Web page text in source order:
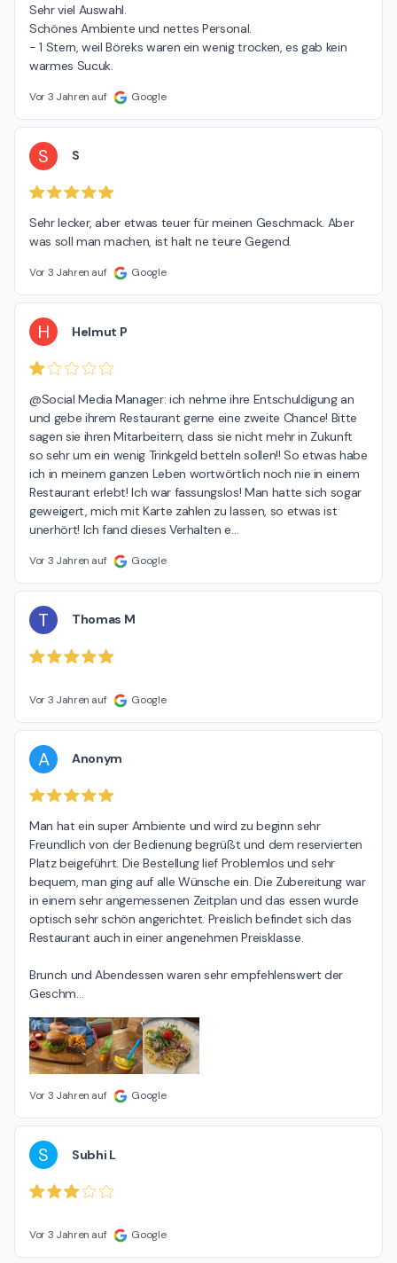
Sehr viel Auswahl.
Schönes Ambiente und nettes Personal.
- 1 Stern, weil Böreks waren ein wenig trocken, es gab kein
warmes Sucuk.
Vor 3 Jahren auf Google
S S
Sehr lecker, aber etwas teuer für meinen Geschmack. Aber
was soll man machen, ist halt ne teure Gegend.
Vor 3 Jahren auf Google
H Helmut P
@Social Media Manager: ich nehme ihre Entschuldigung an
und gebe ihrem Restaurant gerne eine zweite Chance! Bitte
sagen sie ihren Mitarbeitern, dass sie nicht mehr in Zukunft
so sehr um ein wenig Trinkgeld betteln sollen!! So etwas habe
ich in meinem ganzen Leben wortwörtlich noch nie in einem
Restaurant erlebt! Ich war fassungslos! Man hatte sich sogar
geweigert, mich mit Karte zahlen zu lassen, so etwas ist
unerhört! Ich fand dieses Verhalten e…
Vor 3 Jahren auf Google
T Thomas M
Vor 3 Jahren auf Google
A Anonym
Man hat ein super Ambiente und wird zu beginn sehr
Freundlich von der Bedienung begrüßt und dem reservierten
Platz beigeführt. Die Bestellung lief Problemlos und sehr
bequem, man ging auf alle Wünsche ein. Die Zubereitung war
in einem sehr angemessenen Zeitplan und das essen wurde
optisch sehr schön angerichtet. Preislich befindet sich das
Restaurant auch in einer angenehmen Preisklasse.
Brunch und Abendessen waren sehr empfehlenswert der
Geschm…
Vor 3 Jahren auf Google
S Subhi L
Vor 3 Jahren auf Google